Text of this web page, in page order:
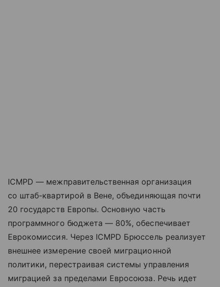
ICMPD — межправительственная организация
со штаб-квартирой в Вене, объединяющая почти
20 государств Европы. Основную часть
программного бюджета — 80%, обеспечивает
Еврокомиссия. Через ICMPD Брюссель реализует
внешнее измерение своей миграционной
политики, перестраивая системы управления
миграцией за пределами Евросоюза. Речь идет